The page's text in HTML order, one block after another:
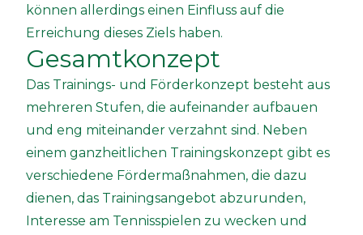
können allerdings einen Einfluss auf die
Erreichung dieses Ziels haben.
Gesamtkonzept
Das Trainings- und Förderkonzept besteht aus
mehreren Stufen, die aufeinander aufbauen
und eng miteinander verzahnt sind. Neben
einem ganzheitlichen Trainingskonzept gibt es
verschiedene Fördermaßnahmen, die dazu
dienen, das Trainingsangebot abzurunden,
Interesse am Tennisspielen zu wecken und